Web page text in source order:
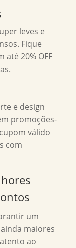
leves e
Fique
até 20% OFF
e design
promoções-
válido
com
um
maiores
ao